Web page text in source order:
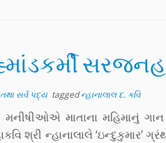
સર્વ પદ્ય taggedન્હાનાલાલ દ. કવિ
માતાના મહિમાનું
શ્રી ન્હાનાલાલે ‘ઇન્દુકુમાર’